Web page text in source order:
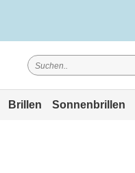
Brillen Sonnenbrillen